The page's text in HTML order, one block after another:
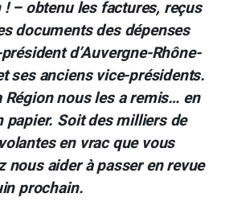
! – obtenu les factures, reçus
documents des dépenses
président d’Auvergne-Rhône-
ses anciens vice-présidents.
Région nous les a remis… en
papier. Soit des milliers de
en vrac que vous
nous aider à passer en revue
prochain.